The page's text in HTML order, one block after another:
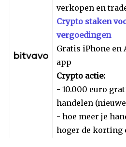
verkopen en
Crypto staken
vergoedingen
Gratis iPhone en
app
Crypto actie:
- 10.000 euro
handelen
- hoe meer je
hoger de korting